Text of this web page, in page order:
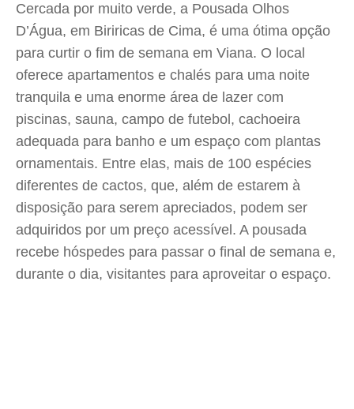
Cercada por muito verde, a Pousada Olhos
D’Água, em Biriricas de Cima, é uma ótima opção
para curtir o fim de semana em Viana. O local
oferece apartamentos e chalés para uma noite
tranquila e uma enorme área de lazer com
piscinas, sauna, campo de futebol, cachoeira
adequada para banho e um espaço com plantas
ornamentais. Entre elas, mais de 100 espécies
diferentes de cactos, que, além de estarem à
disposição para serem apreciados, podem ser
adquiridos por um preço acessível. A pousada
recebe hóspedes para passar o final de semana e,
durante o dia, visitantes para aproveitar o espaço.